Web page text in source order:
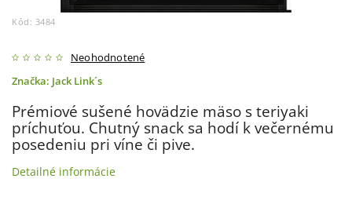
Kód: 3484
Neohodnotené
Značka: Jack Link´s
Prémiové sušené hovädzie mäso s teriyaki
príchuťou. Chutný snack sa hodí k večernému
posedeniu pri víne či pive.
Detailné informácie